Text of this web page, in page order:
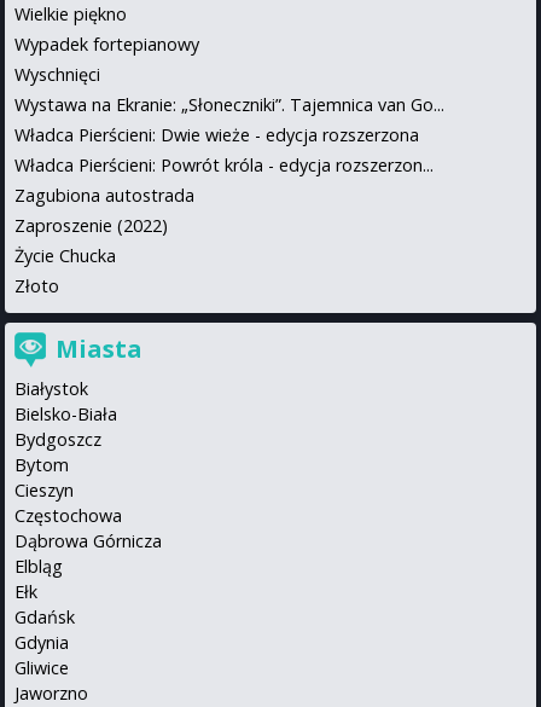
Wielkie piękno
Wypadek fortepianowy
Wyschnięci
Wystawa na Ekranie: „Słoneczniki”. Tajemnica van Go...
Władca Pierścieni: Dwie wieże - edycja rozszerzona
Władca Pierścieni: Powrót króla - edycja rozszerzon...
Zagubiona autostrada
Zaproszenie (2022)
Życie Chucka
Złoto
Miasta
Białystok
Bielsko-Biała
Bydgoszcz
Bytom
Cieszyn
Częstochowa
Dąbrowa Górnicza
Elbląg
Ełk
Gdańsk
Gdynia
Gliwice
Jaworzno